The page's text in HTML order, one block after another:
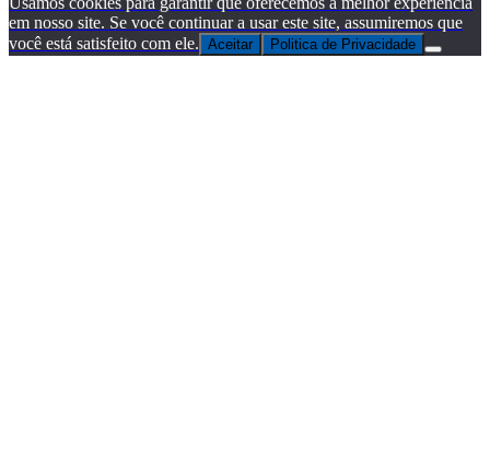
em nosso site. Se você continuar a usar este site, assumiremos que
você está satisfeito com ele. Aceitar Politica de Privacidade